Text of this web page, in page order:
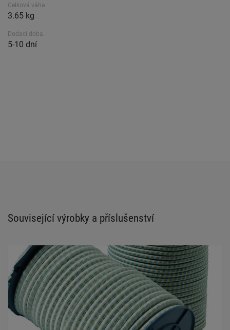
Celková váha
3.65 kg
Dodací doba.
5-10 dní
Související výrobky a příslušenství